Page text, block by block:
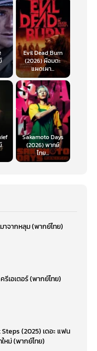
Evil Dead Burn
(2026) ผีอมตะ
แผดเผา...
Sakamoto Days
(2026) พากย์
ไทย...
จากหลุม (พากย์ไทย)
รีเอเตอร์ (พากย์ไทย)
(2025) เดอะ แฟน
หม่ (พากย์ไทย)